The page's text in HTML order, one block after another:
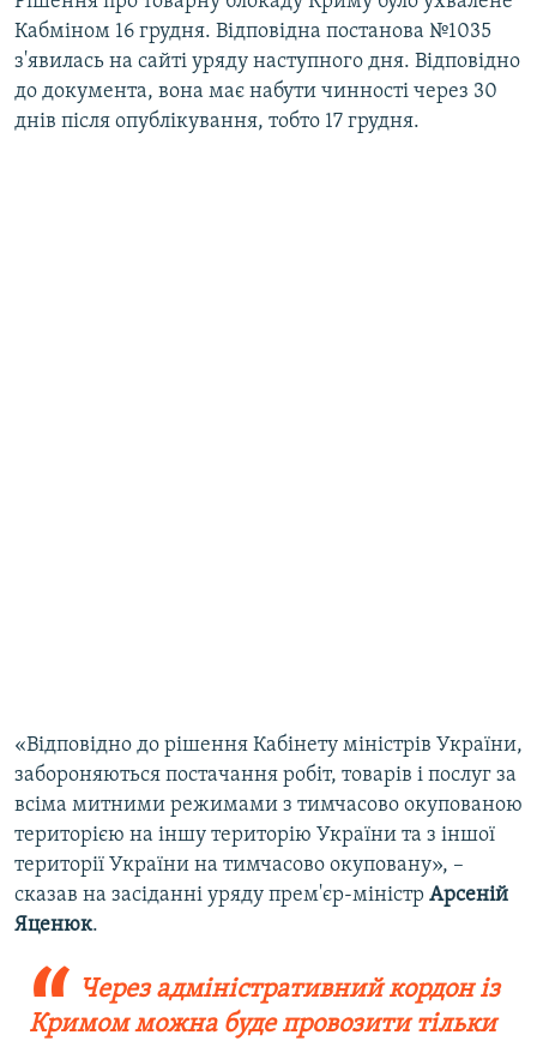
Кабміном 16 грудня. Відповідна постанова №1035
з'явилась на сайті уряду наступного дня. Відповідно
до документа, вона має набути чинності через 30
днів після опублікування, тобто 17 грудня.
«Відповідно до рішення Кабінету міністрів України,
забороняються постачання робіт, товарів і послуг за
всіма митними режимами з тимчасово окупованою
територією на іншу територію України та з іншої
території України на тимчасово окуповану», –
сказав на засіданні уряду прем'єр-міністр Арсеній
Яценюк.
Через адміністративний кордон із
Кримом можна буде провозити тільки